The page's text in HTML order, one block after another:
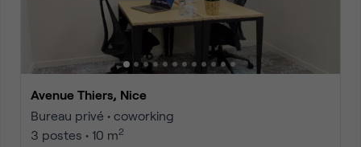
Avenue Thiers, Nice
Bureau privé • coworking
3 postes • 10 m2